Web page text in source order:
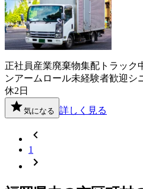
正社員産業廃棄物集配 トラック
ンアームロール未経験者歓迎 シ
休2日
気になる 詳しく見る
1